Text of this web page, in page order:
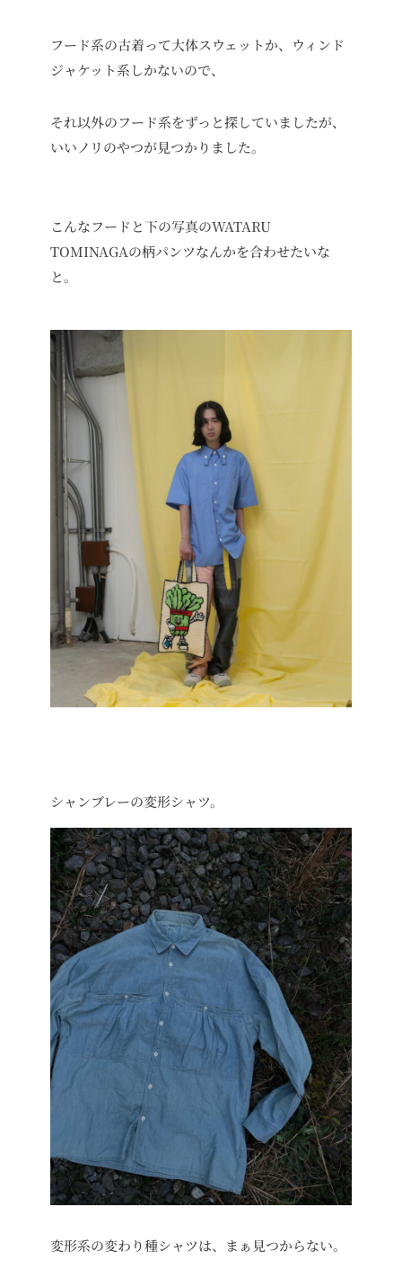
フード系の古着って大体スウェットか、ウィンド
ジャケット系しかないので、
それ以外のフード系をずっと探していましたが、
いいノリのやつが見つかりました。
こんなフードと下の写真のWATARU
TOMINAGAの柄パンツなんかを合わせたいな
と。
シャンブレーの変形シャツ。
変形系の変わり種シャツは、まぁ見つからない。